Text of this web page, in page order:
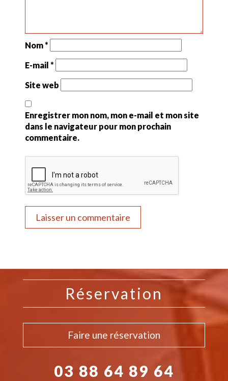
Nom*
E-mail*
Site web
Enregistrer mon nom, mon e-mail et mon site
dans le navigateur pour mon prochain
commentaire.
Réservation
Faire une réservation
03 88 64 89 64